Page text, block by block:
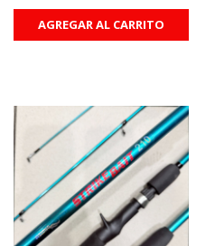
AGREGAR AL CARRITO